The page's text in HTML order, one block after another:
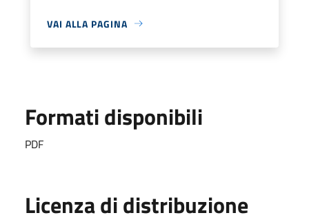
VAI ALLA PAGINA
Formati disponibili
PDF
Licenza di distribuzione